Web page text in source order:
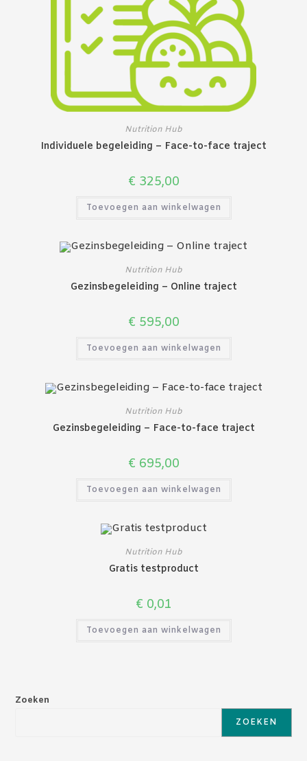
Nutrition Hub
Individuele begeleiding – Face-to-face traject
€ 325,00
Toevoegen aan winkelwagen
Nutrition Hub
Gezinsbegeleiding – Online traject
€ 595,00
Toevoegen aan winkelwagen
Nutrition Hub
Gezinsbegeleiding – Face-to-face traject
€ 695,00
Toevoegen aan winkelwagen
Nutrition Hub
Gratis testproduct
€ 0,01
Toevoegen aan winkelwagen
Zoeken
ZOEKEN